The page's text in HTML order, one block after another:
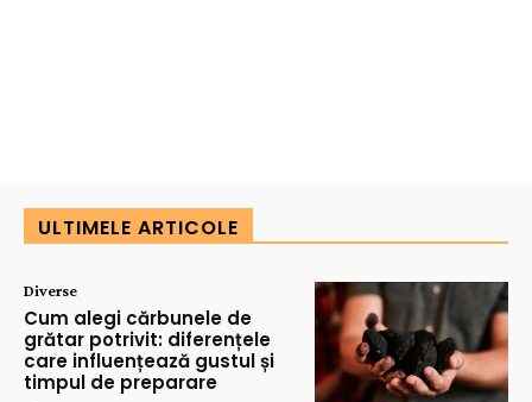
ULTIMELE ARTICOLE
Diverse
Cum alegi cărbunele de
grătar potrivit: diferențele
care influențează gustul și
timpul de preparare